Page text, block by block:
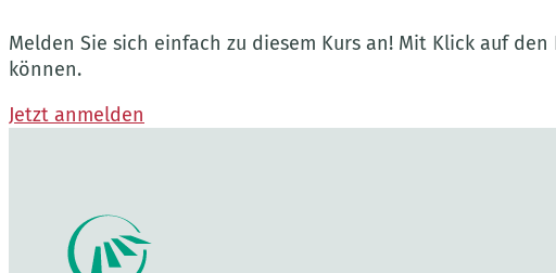
Melden Sie sich einfach zu diesem Kurs an! Mit Klick auf
können.
Jetzt anmelden